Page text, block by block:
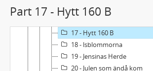
Part 17 - Hytt 160 B
15 - Hovkretsarna
17 - Hytt 160 B
18 - lsblommorna
19 - Jensinas Herde
20 - Julen som ändå kom